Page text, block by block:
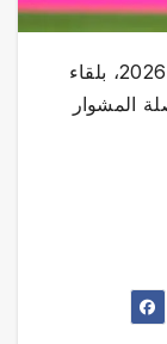
يختتم دور الثمن نهائي من كأس العالم 2026، بلقاء
المشوار